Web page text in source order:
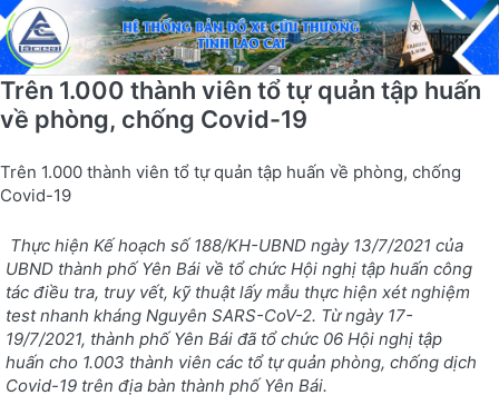
Trên 1.000 thành viên tổ tự quản tập huấn
về phòng, chống Covid-19
Trên 1.000 thành viên tổ tự quản tập huấn về phòng, chống
Covid-19
Thực hiện Kế hoạch số 188/KH-UBND ngày 13/7/2021 của
UBND thành phố Yên Bái về tổ chức Hội nghị tập huấn công
tác điều tra, truy vết, kỹ thuật lấy mẫu thực hiện xét nghiệm
test nhanh kháng Nguyên SARS-CoV-2. Từ ngày 17-
19/7/2021, thành phố Yên Bái đã tổ chức 06 Hội nghị tập
huấn cho 1.003 thành viên các tổ tự quản phòng, chống dịch
Covid-19 trên địa bàn thành phố Yên Bái.